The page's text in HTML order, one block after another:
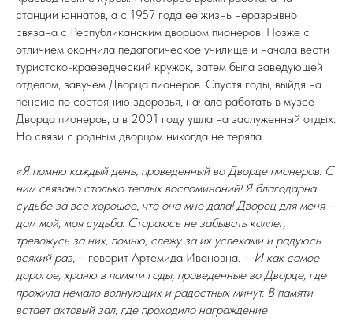
станции юннатов, а с 1957 года ее жизнь неразрывно
связана с Республиканским дворцом пионеров. Позже с
отличием окончила педагогическое училище и начала вести
туристско-краеведческий кружок, затем была заведующей
отделом, завучем Дворца пионеров. Спустя годы, выйдя на
пенсию по состоянию здоровья, начала работать в музее
Дворца пионеров, а в 2001 году ушла на заслуженный отдых.
Но связи с родным дворцом никогда не теряла.
«Я помню каждый день, проведенный во Дворце пионеров. С
ним связано столько теплых воспоминаний! Я благодарна
судьбе за все хорошее, что она мне дала! Дворец для меня –
дом мой, моя судьба. Стараюсь не забывать коллег,
тревожусь за них, помню, слежу за их успехами и радуюсь
всякий раз, – говорит Артемида Ивановна. – И как самое
дорогое, храню в памяти годы, проведенные во Дворце, где
прожила немало волнующих и радостных минут. В памяти
встает актовый зал, где проходило награждение